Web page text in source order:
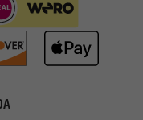
ofertas adecuadas para